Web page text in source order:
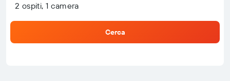
2 ospiti, 1 camera
Cerca